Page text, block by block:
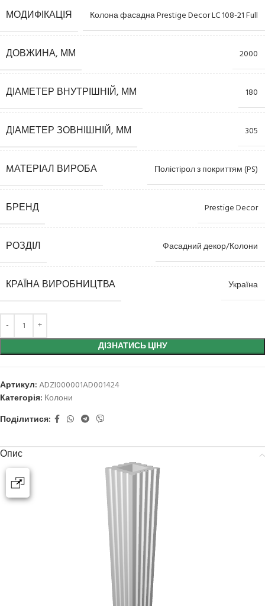
МОДИФІКАЦІЯ Колона фасадна Prestige Decor LC 108-21 Full
ДОВЖИНА, ММ 2000
ДІАМЕТЕР ВНУТРІШНІЙ, ММ 180
ДІАМЕТЕР ЗОВНІШНІЙ, ММ 305
MАТЕРІАЛ ВИРОБА Полістірол з покриттям (PS)
БРЕНД Prestige Decor
РОЗДІЛ Фасадний декор/Колони
КРАЇНА ВИРОБНИЦТВА Україна
ДІЗНАТИСЬ ЦІНУ
Артикул:ADZI000001AD001424
Категорія: Колони
Поділитися:
Опис